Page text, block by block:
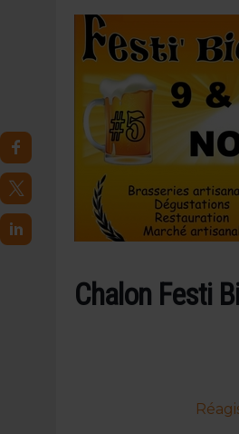
4 AOÛT 2026 | DESPERADOS
4 AOÛT 2026 | LA
3 AOÛT 2026
31 JUILLET 2026 | PODCAST –
31 JUILLET 2026 JUIN EN
6 AOÛT 2026 SAVERNE : LA
Chalon Festi